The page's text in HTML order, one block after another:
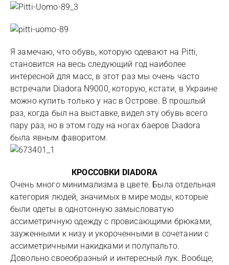
Я замечаю, что обувь, которую одевают на Pitti,
становится на весь следующий год наиболее
интересной для масс, в этот раз мы очень часто
встречали Diadora N9000, которую, кстати, в Украине
можно купить только у нас в Острове. В прошлый
раз, когда был на выставке, видел эту обувь всего
пару раз, но в этом году на ногах баеров Diadora
была явным фаворитом.
КРОССОВКИ DIADORA
Очень много минимализма в цвете. Была отдельная
категория людей, значимых в мире моды, которые
были одеты в однотонную замысловатую
ассиметричную одежду с провисающими брюками,
зауженными к низу и укороченными в сочетании с
ассиметричными накидками и полупальто.
Довольно своеобразный и интересный лук. Вообще,